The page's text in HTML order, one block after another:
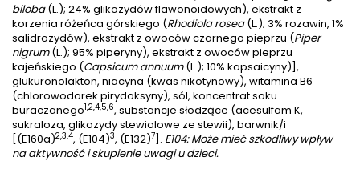
biloba(L.); 24% glikozydów flawonoidowych), ekstrakt z
korzenia różeńca górskiego (Rhodiola rosea(L.); 3% rozawin, 1%
salidrozydów), ekstrakt z owoców czarnego pieprzu (Piper
nigrum(L.); 95% piperyny), ekstrakt z owoców pieprzu
kajeńskiego (Capsicum annuum(L.); 10% kapsaicyny)],
glukuronolakton, niacyna (kwas nikotynowy), witamina B6
(chlorowodorek pirydoksyny), sól, koncentrat soku
buraczanego1,2,4,5,6, substancje słodzące (acesulfam K,
sukraloza, glikozydy stewiolowe ze stewii), barwnik/i
[(E160a)2,3,4, (E104)3, (E132)7]. E104: Może mieć szkodliwy wpływ
na aktywność i skupienie uwagi u dzieci.